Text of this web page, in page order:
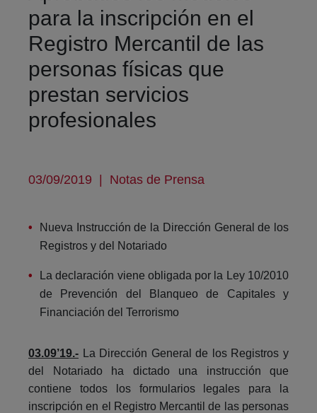
para la inscripción en el
Registro Mercantil de las
personas físicas que
prestan servicios
profesionales
03/09/2019 | Notas de Prensa
Nueva Instrucción de la Dirección General de los
Registros y del Notariado
La declaración viene obligada por la Ley 10/2010
de Prevención del Blanqueo de Capitales y
Financiación del Terrorismo
03.09’19.- La Dirección General de los Registros y
del Notariado ha dictado una instrucción que
contiene todos los formularios legales para la
inscripción en el Registro Mercantil de las personas